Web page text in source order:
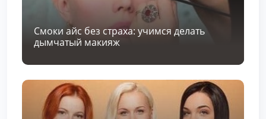
Смоки айс без страха: учимся делать
дымчатый макияж